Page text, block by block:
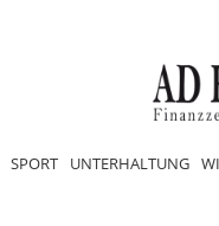
SPORT UNTERHALTUNG